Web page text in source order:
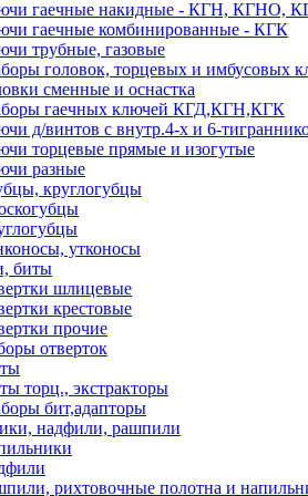
гаечные накидные - КГН, КГНО,
гаечные комбинированные - КГК
трубные, газовые
головок, торцевых и имбусовых
сменные и оснастка
гаечных ключей КГД,КГН,КГК
д/винтов с внутр.4-х и 6-
торцевые прямые и изогутые
разные
круглогубцы
утконосы
биты
шлицевые
крестовые
прочие
отверток
торц., экстракторы
бит,адапторы
надфили, рашпили
рихтовочные полотна и